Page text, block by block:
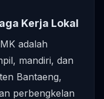
Kerja Lokal
adalah
mandiri, dan
Bantaeng,
perbengkelan